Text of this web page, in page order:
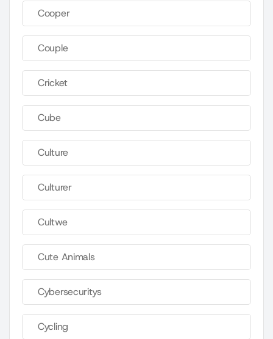
Cooper
Couple
Cricket
Cube
Culture
Culturer
Cultwe
Cute Animals
Cybersecuritys
Cycling